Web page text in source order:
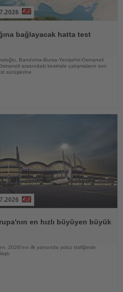
bağlayacak hatta test
Bandırma-Bursa-Yenişehir-Osmaneli
arasındaki kesimde çalışmaların son
sürüşlerine
en hızlı büyüyen büyük
2026'nın ilk yarısında yolcu trafiğinde